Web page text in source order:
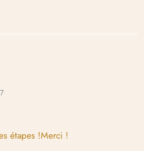
étapes !Merci !